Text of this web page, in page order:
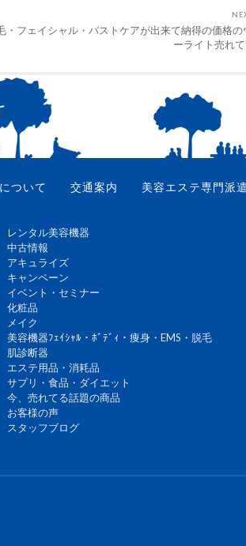
・フェイシャル・バストケアが出来て納得の価格の
ーライト売れ
ついて 交通案内 美容エステ専門派
レンタル美容機器
中古情報
アキュライズ
キャンペーン
イベント・セミナー
化粧品
メイク
美容機器ﾌｪｲｼｬﾙ・ﾎﾞﾃﾞｨ・痩身・EMS・脱毛
肌診断器
エステ用品・消耗品
サプリ・食品・ダイエット
今、売れてる話題の商品
お客様の声
スタッフブログ